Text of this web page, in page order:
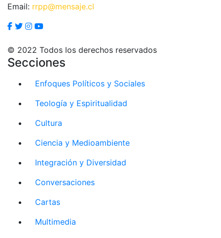
Email: rrpp@mensaje.cl
© 2022 Todos los derechos reservados
Secciones
Enfoques Políticos y Sociales
Teología y Espiritualidad
Cultura
Ciencia y Medioambiente
Integración y Diversidad
Conversaciones
Cartas
Multimedia